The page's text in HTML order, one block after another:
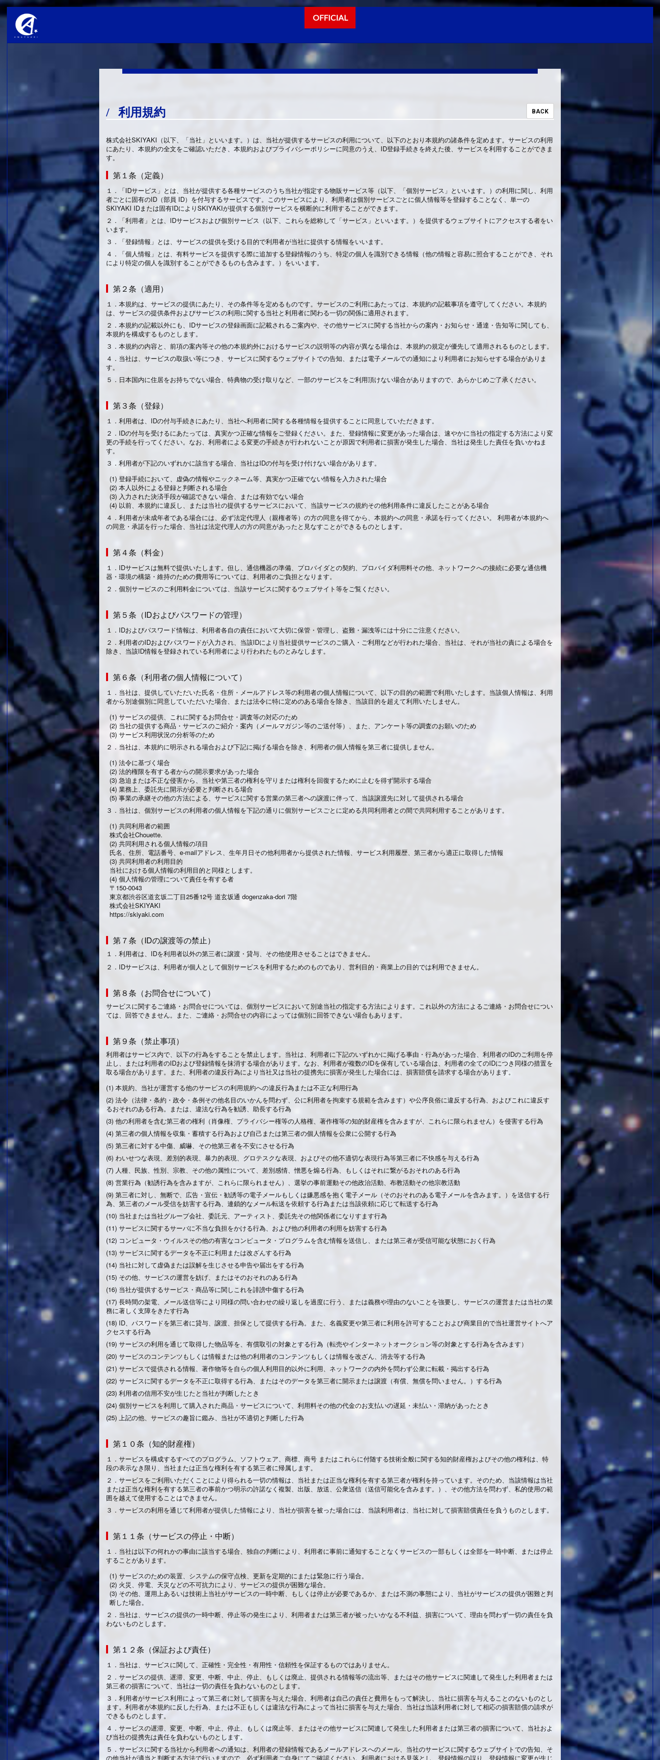
OFFICIAL
利用規約 BACK
株式会社SKIYAKI（以下、「当社」といいます。）は、当社が提供するサービスの利用について、以下のとおり本規約の諸条件を定めます。サービスの利用
にあたり、本規約の全文をご確認いただき、本規約およびプライバシーポリシーに同意のうえ、ID登録手続きを終えた後、サービスを利用することができま
す。
第１条（定義）
１．
「IDサービス」とは、当社が提供する各種サービスのうち当社が指定する物販サービス等（以下、「個別サービス」といいます。）の利用に関し、利用
者ごとに固有のID（部員 ID）を付与するサービスです。このサービスにより、利用者は個別サービスごとに個人情報等を登録することなく、単一の
SKIYAKI IDまたは固有IDによりSKIYAKIが提供する個別サービスを横断的に利用することができます。
２．
「利用者」とは、IDサービスおよび個別サービス（以下、これらを総称して「サービス」といいます。）を提供するウェブサイトにアクセスする者をい
います。
３．
「登録情報」とは、サービスの提供を受ける目的で利用者が当社に提供する情報をいいます。
４．
「個人情報」とは、有料サービスを提供する際に追加する登録情報のうち、特定の個人を識別できる情報（他の情報と容易に照合することができ、それ
により特定の個人を識別することができるものも含みます。）をいいます。
第２条（適用）
１． 本規約は、サービスの提供にあたり、その条件等を定めるものです。サービスのご利用にあたっては、本規約の記載事項を遵守してください。本規約
は、サービスの提供条件およびサービスの利用に関する当社と利用者に関わる一切の関係に適用されます。
２． 本規約の記載以外にも、IDサービスの登録画面に記載されるご案内や、その他サービスに関する当社からの案内・お知らせ・通達・告知等に関しても、
本規約を構成するものとします。
３． 本規約の内容と、前項の案内等その他の本規約外におけるサービスの説明等の内容が異なる場合は、本規約の規定が優先して適用されるものとします。
４． 当社は、サービスの取扱い等につき、サービスに関するウェブサイトでの告知、または電子メールでの通知により利用者にお知らせする場合がありま
す。
５． 日本国内に住居をお持ちでない場合、特典物の受け取りなど、一部のサービスをご利用頂けない場合がありますので、あらかじめご了承ください。
第３条（登録）
１． 利用者は、IDの付与手続きにあたり、当社へ利用者に関する各種情報を提供することに同意していただきます。
２． IDの付与を受けるにあたっては、真実かつ正確な情報をご登録ください。また、登録情報に変更があった場合は、速やかに当社の指定する方法により変
更の手続を行ってください。なお、利用者による変更の手続きが行われないことが原因で利用者に損害が発生した場合、当社は発生した責任を負いかねま
す。
３． 利用者が下記のいずれかに該当する場合、当社はIDの付与を受け付けない場合があります。
(1) 登録手続において、虚偽の情報やニックネーム等、真実かつ正確でない情報を入力された場合
(2) 本人以外による登録と判断される場合
(3) 入力された決済手段が確認できない場合、または有効でない場合
(4) 以前、本規約に違反し、または当社の提供するサービスにおいて、当該サービスの規約その他利用条件に違反したことがある場合
４． 利用者が未成年者である場合には、必ず法定代理人（親権者等）の方の同意を得てから、本規約への同意・承諾を行ってください。 利用者が本規約へ
の同意・承諾を行った場合、当社は法定代理人の方の同意があったと見なすことができるものとします。
第４条（料金）
１． IDサービスは無料で提供いたします。但し、通信機器の準備、プロバイダとの契約、プロバイダ利用料その他、ネットワークへの接続に必要な通信機
器・環境の構築・維持のための費用等については、利用者のご負担となります。
２． 個別サービスのご利用料金については、当該サービスに関するウェブサイト等をご覧ください。
第５条（IDおよびパスワードの管理）
１． IDおよびパスワード情報は、利用者各自の責任において大切に保管・管理し、盗難・漏洩等には十分にご注意ください。
２． 利用者のIDおよびパスワードが入力され、当該IDにより当社提供サービスのご購入・ご利用などが行われた場合、当社は、それが当社の責による場合を
除き、当該ID情報を登録されている利用者により行われたものとみなします。
第６条（利用者の個人情報について）
１． 当社は、提供していただいた氏名・住所・メールアドレス等の利用者の個人情報について、以下の目的の範囲で利用いたします。当該個人情報は、利用
者から別途個別に同意していただいた場合、または法令に特に定めのある場合を除き、当該目的を超えて利用いたしません。
(1) サービスの提供、これに関するお問合せ・調査等の対応のため
(2) 当社の提供する商品・サービスのご紹介・案内（メールマガジン等のご送付等）、また、アンケート等の調査のお願いのため
(3) サービス利用状況の分析等のため
２． 当社は、本規約に明示される場合および下記に掲げる場合を除き、利用者の個人情報を第三者に提供しません。
(1) 法令に基づく場合
(2) 法的権限を有する者からの開示要求があった場合
(3) 急迫または不正な侵害から、当社や第三者の権利を守りまたは権利を回復するために止むを得ず開示する場合
(4) 業務上、委託先に開示が必要と判断される場合
(5) 事業の承継その他の方法による、サービスに関する営業の第三者への譲渡に伴って、当該譲渡先に対して提供される場合
３． 当社は、個別サービスの利用者の個人情報を下記の通りに個別サービスごとに定める共同利用者との間で共同利用することがあります。
(1) 共同利用者の範囲
株式会社Chouette.
(2) 共同利用される個人情報の項目
氏名、住所、電話番号、e-mailアドレス、生年月日その他利用者から提供された情報、サービス利用履歴、第三者から適正に取得した情報
(3) 共同利用者の利用目的
当社における個人情報の利用目的と同様とします。
(4) 個人情報の管理について責任を有する者
〒150-0043
東京都渋谷区道玄坂二丁目25番12号 道玄坂通 dogenzaka-dori 7階
株式会社SKIYAKI
https://skiyaki.com
第７条（IDの譲渡等の禁止）
１． 利用者は、IDを利用者以外の第三者に譲渡・貸与、その他使用させることはできません。
２． IDサービスは、利用者が個人として個別サービスを利用するためのものであり、営利目的・商業上の目的では利用できません。
第８条（お問合せについて）
サービスに関するご連絡・お問合せについては、個別サービスにおいて別途当社の指定する方法によります。これ以外の方法によるご連絡・お問合せについ
ては、回答できません。また、ご連絡・お問合せの内容によっては個別に回答できない場合もあります。
第９条（禁止事項）
利用者はサービス内で、以下の行為をすることを禁止します。当社は、利用者に下記のいずれかに掲げる事由・行為があった場合、利用者のIDのご利用を停
止し、または利用者のIDおよび登録情報を抹消する場合があります。なお、利用者が複数のIDを保有している場合は、利用者の全てのIDにつき同様の措置を
取る場合があります。また、利用者の違反行為により当社又は当社の提携先に損害が発生した場合には、損害賠償を請求する場合があります。
(1) 本規約、当社が運営する他のサービスの利用規約への違反行為または不正な利用行為
(2) 法令（法律・条約・政令・条例その他名目のいかんを問わず、公に利用者を拘束する規範を含みます）や公序良俗に違反する行為、およびこれに違反す
るおそれのある行為。または、違法な行為を勧誘、助長する行為
(3) 他の利用者を含む第三者の権利（肖像権、プライバシー権等の人格権、著作権等の知的財産権を含みますが、これらに限られません）を侵害する行為
(4) 第三者の個人情報を収集・蓄積する行為および自己または第三者の個人情報を公衆に公開する行為
(5) 第三者に対する中傷、威嚇、その他第三者を不安にさせる行為
(6) わいせつな表現、差別的表現、暴力的表現、グロテスクな表現、およびその他不適切な表現行為等第三者に不快感を与える行為
(7) 人種、民族、性別、宗教、その他の属性について、差別感情、憎悪を煽る行為、もしくはそれに繋がるおそれのある行為
(8) 営業行為（勧誘行為を含みますが、これらに限られません）、選挙の事前運動その他政治活動、布教活動その他宗教活動
(9) 第三者に対し、無断で、広告・宣伝・勧誘等の電子メールもしくは嫌悪感を抱く電子メール（そのおそれのある電子メールを含みます。）を送信する行
為、第三者のメール受信を妨害する行為、連鎖的なメール転送を依頼する行為または当該依頼に応じて転送する行為
(10) 当社または当社グループ会社、委託元、アーティスト、委託先その他関係者になりすます行為
(11) サービスに関するサーバに不当な負担をかける行為、および他の利用者の利用を妨害する行為
(12) コンピュータ・ウイルスその他の有害なコンピュータ・プログラムを含む情報を送信し、または第三者が受信可能な状態におく行為
(13) サービスに関するデータを不正に利用または改ざんする行為
(14) 当社に対して虚偽または誤解を生じさせる申告や届出をする行為
(15) その他、サービスの運営を妨げ、またはそのおそれのある行為
(16) 当社が提供するサービス・商品等に関しこれを誹謗中傷する行為
(17) 長時間の架電、メール送信等により同様の問い合わせの繰り返しを過度に行う、または義務や理由のないことを強要し、サービスの運営または当社の業
務に著しく支障をきたす行為
(18) ID、パスワードを第三者に貸与、譲渡、担保として提供する行為。また、名義変更や第三者に利用を許可することおよび商業目的で当社運営サイトへア
クセスする行為
(19) サービスの利用を通じて取得した物品等を、有償取引の対象とする行為（転売やインターネットオークション等の対象とする行為を含みます）
(20) サービスのコンテンツもしくは情報または他の利用者のコンテンツもしくは情報を改ざん、消去等する行為
(21) サービスで提供される情報、著作物等を自らの個人利用目的以外に利用、ネットワークの内外を問わず公衆に転載・掲出する行為
(22) サービスに関するデータを不正に取得する行為、またはそのデータを第三者に開示または譲渡（有償、無償を問いません。）する行為
(23) 利用者の信用不安が生じたと当社が判断したとき
(24) 個別サービスを利用して購入された商品・サービスについて、利用料その他の代金のお支払いの遅延・未払い・滞納があったとき
(25) 上記の他、サービスの趣旨に鑑み、当社が不適切と判断した行為
第１０条（知的財産権）
１． サービスを構成するすべてのプログラム、ソフトウェア、商標、商号 またはこれらに付随する技術全般に関する知的財産権およびその他の権利は、特
段の表示なき限り、当社または正当な権利を有する第三者に帰属します。
２． サービスをご利用いただくことにより得られる一切の情報は、当社または正当な権利を有する第三者が権利を持っています。そのため、当該情報は当社
または正当な権利を有する第三者の事前かつ明示の許諾なく複製、出版、放送、公衆送信（送信可能化を含みます。）、その他方法を問わず、私的使用の範
囲を越えて使用することはできません。
３． サービスの利用を通じて利用者が提供した情報により、当社が損害を被った場合には、当該利用者は、当社に対して損害賠償責任を負うものとします。
第１１条（サービスの停止・中断）
１． 当社は以下の何れかの事由に該当する場合、独自の判断により、利用者に事前に通知することなくサービスの一部もしくは全部を一時中断、または停止
することがあります。
(1) サービスのための装置、システムの保守点検、更新を定期的にまたは緊急に行う場合。
(2) 火災、停電、天災などの不可抗力により、サービスの提供が困難な場合。
(3) その他、運用上あるいは技術上当社がサービスの一時中断、もしくは停止が必要であるか、または不測の事態により、当社がサービスの提供が困難と判
断した場合。
２． 当社は、サービスの提供の一時中断、停止等の発生により、利用者または第三者が被ったいかなる不利益、損害について、理由を問わず一切の責任を負
わないものとします。
第１２条（保証および責任）
１． 当社は、サービスに関して、正確性・完全性・有用性・信頼性を保証するものではありません。
２． サービスの提供、遅滞、変更、中断、中止、停止、もしくは廃止、提供される情報等の流出等、またはその他サービスに関連して発生した利用者または
第三者の損害について、当社は一切の責任を負わないものとします。
３． 利用者がサービス利用によって第三者に対して損害を与えた場合、利用者は自己の責任と費用をもって解決し、当社に損害を与えることのないものとし
ます。利用者が本規約に反した行為、または不正もしくは違法な行為によって当社に損害を与えた場合、当社は当該利用者に対して相応の損害賠償の請求が
できるものとします。
４． サービスの遅滞、変更、中断、中止、停止、もしくは廃止等、またはその他サービスに関連して発生した利用者または第三者の損害について、当社およ
び当社の提携先は責任を負わないものとします。
５． サービスに関する当社から利用者への通知は、利用者の登録情報であるメールアドレスへのメール、当社のサービスに関するウェブサイトでの告知、そ
の他当社が適当と判断する方法で行いますので、必ず利用者ご自身にてご確認ください。利用者における見落とし、登録情報の誤り、登録情報に変更が生じ